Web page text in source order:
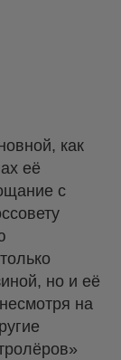
как
её
с
но и её
на